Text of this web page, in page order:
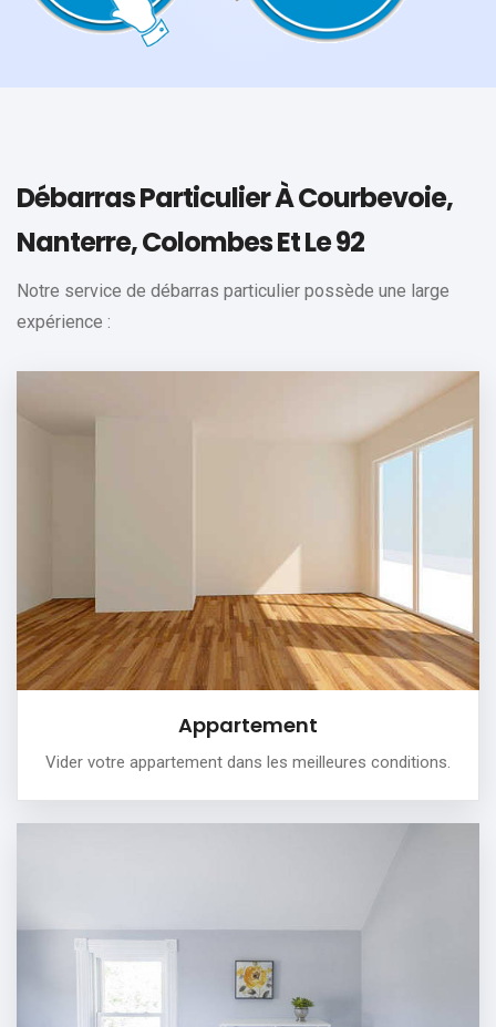
Débarras Particulier À Courbevoie,
Nanterre, Colombes Et Le 92
Notre service de débarras particulier possède une large
expérience :
Appartement
Vider votre appartement dans les meilleures conditions.
Appartement
Vider partiellement ou complètement votre maison:
On vous propose un débarras professionnel, dans
n’importe quelles pièces de la maison.